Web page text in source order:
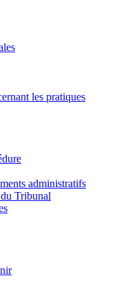
les pratiques
administratifs
Tribunal